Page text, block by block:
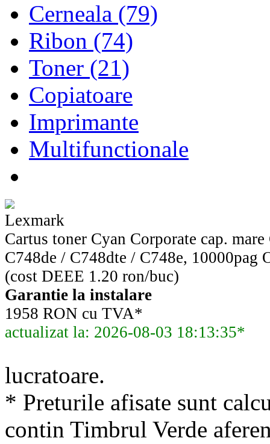
Cerneala (79)
Ribon (74)
Toner (21)
Copiatoare
Imprimante
Multifunctionale
Lexmark
Cartus toner Cyan Corporate cap.
C748de / C748dte / C748e, 10000pag
(cost DEEE 1.20 ron/buc)
Garantie la instalare
1958 RON cu TVA*
actualizat la: 2026-08-03 18:13:35*
lucratoare.
* Preturile afisate sunt
contin Timbrul Verde